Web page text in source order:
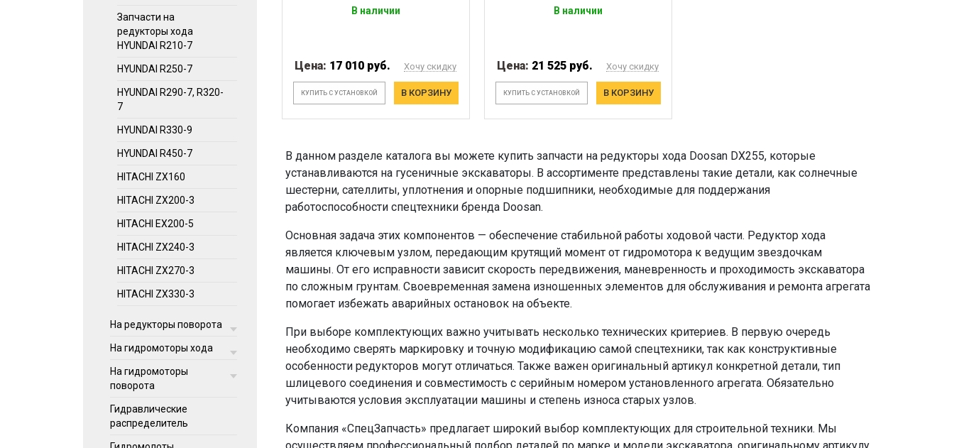
Запчасти на
редукторы хода
HYUNDAI R210-7
HYUNDAI R250-7
HYUNDAI R290-7, R320-
7
HYUNDAI R330-9
HYUNDAI R450-7
HITACHI ZX160
HITACHI ZX200-3
HITACHI EX200-5
HITACHI ZX240-3
HITACHI ZX270-3
HITACHI ZX330-3
На редукторы поворота
На гидромоторы хода
На гидромоторы
поворота
Гидравлические
распределитель
В наличии
Цена: 17 010 руб. Хочу скидку
КУПИТЬ С УСТАНОВКОЙ В КОРЗИНУ
В наличии
Цена: 21 525 руб. Хочу скидку
КУПИТЬ С УСТАНОВКОЙ В КОРЗИНУ
В данном разделе каталога вы можете купить запчасти на редукторы хода Doosan DX255, которые
устанавливаются на гусеничные экскаваторы. В ассортименте представлены такие детали, как солнечные
шестерни, сателлиты, уплотнения и опорные подшипники, необходимые для поддержания
работоспособности спецтехники бренда Doosan.
Основная задача этих компонентов — обеспечение стабильной работы ходовой части. Редуктор хода
является ключевым узлом, передающим крутящий момент от гидромотора к ведущим звездочкам
машины. От его исправности зависит скорость передвижения, маневренность и проходимость экскаватора
по сложным грунтам. Своевременная замена изношенных элементов для обслуживания и ремонта агрегата
помогает избежать аварийных остановок на объекте.
При выборе комплектующих важно учитывать несколько технических критериев. В первую очередь
необходимо сверять маркировку и точную модификацию самой спецтехники, так как конструктивные
особенности редукторов могут отличаться. Также важен оригинальный артикул конкретной детали, тип
шлицевого соединения и совместимость с серийным номером установленного агрегата. Обязательно
учитываются условия эксплуатации машины и степень износа старых узлов.
Компания «СпецЗапчасть» предлагает широкий выбор комплектующих для строительной техники. Мы